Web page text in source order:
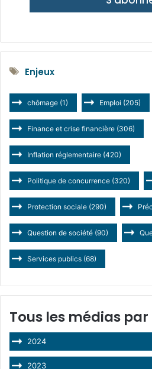
Enjeux
chômage (1) Emploi (205)
Finance et crise financière (306)
Inflation réglementaire (420)
Politique de concurrence (320)
Protection sociale (290)
Question de société (90)
Services publics (68)
Tous les médias
2024
2023